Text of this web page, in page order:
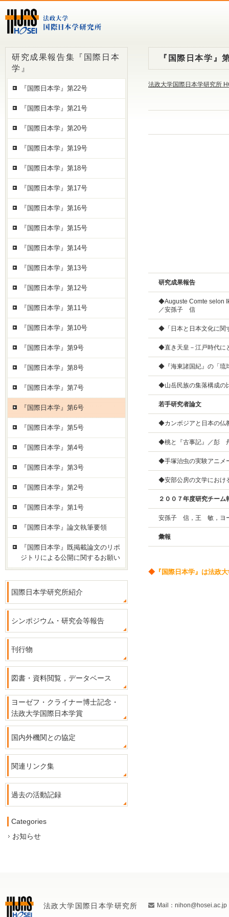
『国際日本学』
法政大学国際日本学研究所
研究成果報告
◆Auguste Comte selon
／安孫子 信
◆「日本と日本文化に関
◆直き天皇－江戸時代に
◆『海東諸国紀』の「琉
◆山岳民族の集落構成の
若手研究者論文
◆カンボジアと日本の仏
◆桃と『古事記』／彭
◆手塚治虫の実験アニメ
◆安部公房の文学にお
２００７年度研究チーム
安孫子 信，王 敏，ヨ
彙報
◆ 『国際日本学』は法政
研究成果報告集『国際日本
学』
『国際日本学』第22号
『国際日本学』第21号
『国際日本学』第20号
『国際日本学』第19号
『国際日本学』第18号
『国際日本学』第17号
『国際日本学』第16号
『国際日本学』第15号
『国際日本学』第14号
『国際日本学』第13号
『国際日本学』第12号
『国際日本学』第11号
『国際日本学』第10号
『国際日本学』第9号
『国際日本学』第8号
『国際日本学』第7号
『国際日本学』第6号
『国際日本学』第5号
『国際日本学』第4号
『国際日本学』第3号
『国際日本学』第2号
『国際日本学』第1号
『国際日本学』論文執筆要領
『国際日本学』既掲載論文のリポ
ジトリによる公開に関するお願い
国際日本学研究所紹介
シンポジウム・研究会等報告
刊行物
図書・資料閲覧，データベース
ヨーゼフ・クライナー博士記念・
法政大学国際日本学賞
国内外機関との協定
関連リンク集
過去の活動記録
Categories
お知らせ
法政大学国際日本学研究所 Mail：nihon@hosei.ac.jp